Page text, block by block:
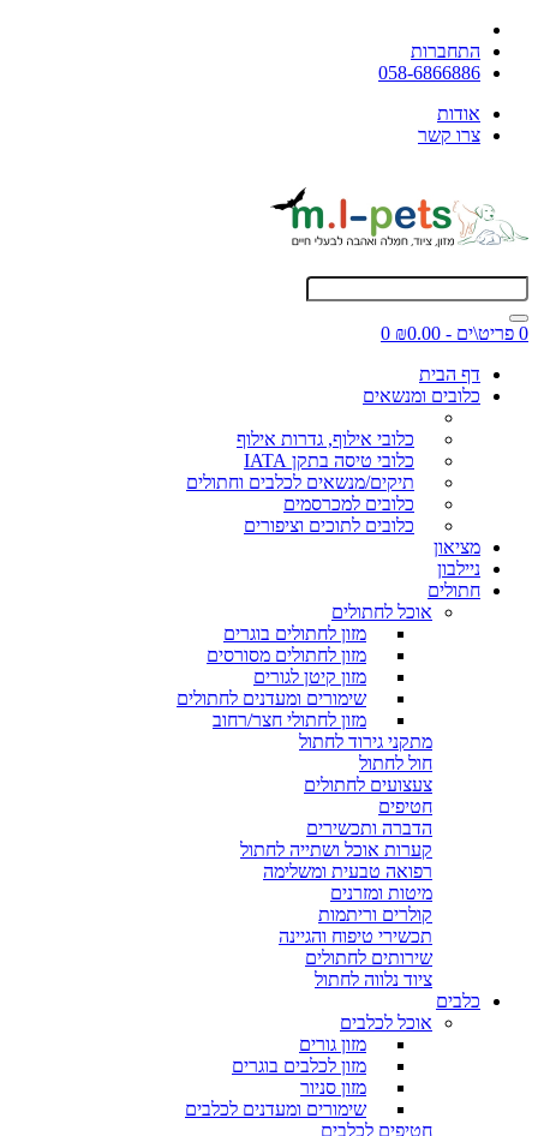
התחברות
058-6866886
אודות
צרו קשר
0 פריט\ים - ₪0.00
0
דף הבית
כלובים ומנשאים
כלובי אילוף, גדרות אילוף
כלובי טיסה בתקן IATA
תיקים/מנשאים לכלבים וחתולים
כלובים למכרסמים
כלובים לתוכים וציפורים
מציאון
ניילבון
חתולים
אוכל לחתולים
מזון לחתולים בוגרים
מזון לחתולים מסורסים
מזון קיטן לגורים
שימורים ומעדנים לחתולים
מזון לחתולי חצר/רחוב
מתקני גירוד לחתול
חול לחתול
צעצועים לחתולים
חטיפים
הדברה ותכשירים
קערות אוכל ושתייה לחתול
רפואה טבעית ומשלימה
מיטות ומזרנים
קולרים וריתמות
תכשירי טיפוח והגיינה
שירותים לחתולים
ציוד נלווה לחתול
כלבים
אוכל לכלבים
מזון גורים
מזון לכלבים בוגרים
מזון סניור
שימורים ומעדנים לכלבים
חטיפים לכלבים